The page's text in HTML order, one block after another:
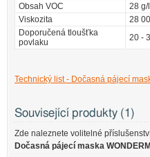
Obsah VOC
28 g/l
Viskozita
28
Doporučená tloušťka
povlaku
20 -
Technický list - Dočasná pájecí
Související produkty (1)
Zde naleznete volitelné
Dočasná pájecí maska